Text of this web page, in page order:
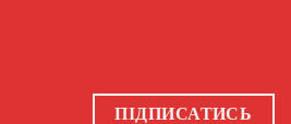
ПІДПИСАТИСЬ